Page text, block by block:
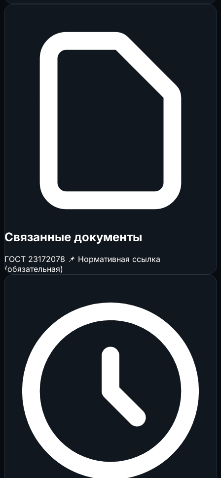
Связанные документы
ГОСТ 23172078 📌 Нормативная ссылка
(обязательная)